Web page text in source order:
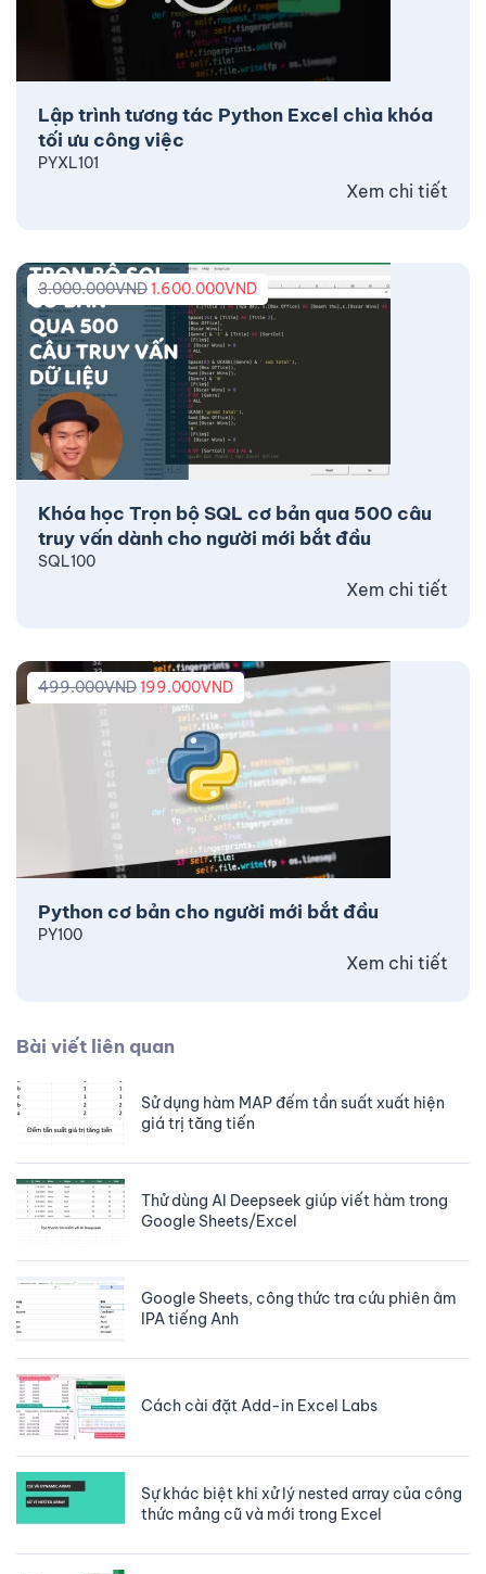
Lập trình tương tác Python Excel chìa khóa
tối ưu công việc
PYXL101
Xem chi tiết
Khóa học Trọn bộ SQL cơ bản qua 500 câu
truy vấn dành cho người mới bắt đầu
3.000.000VND1.600.000VND
SQL100
Xem chi tiết
Python cơ bản cho người mới bắt đầu
499.000VND199.000VND
PY100
Xem chi tiết
Bài viết liên quan
Sử dụng hàm MAP đếm tần suất xuất hiện
giá trị tăng tiến
Thử dùng AI Deepseek giúp viết hàm trong
Google Sheets/Excel
Google Sheets, công thức tra cứu phiên âm
IPA tiếng Anh
Cách cài đặt Add-in Excel Labs
Sự khác biệt khi xử lý nested array của công
thức mảng cũ và mới trong Excel